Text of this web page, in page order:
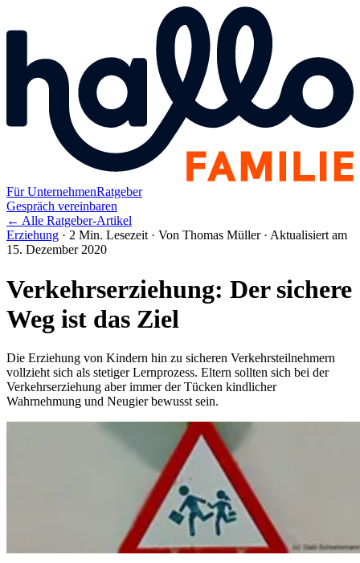
Für UnternehmenRatgeber
Gespräch vereinbaren
← Alle Ratgeber-Artikel
Erziehung · 2 Min. Lesezeit · Von Thomas Müller · Aktualisiert am
15. Dezember 2020
Verkehrserziehung: Der sichere
Weg ist das Ziel
Die Erziehung von Kindern hin zu sicheren Verkehrsteilnehmern
vollzieht sich als stetiger Lernprozess. Eltern sollten sich bei der
Verkehrserziehung aber immer der Tücken kindlicher
Wahrnehmung und Neugier bewusst sein.